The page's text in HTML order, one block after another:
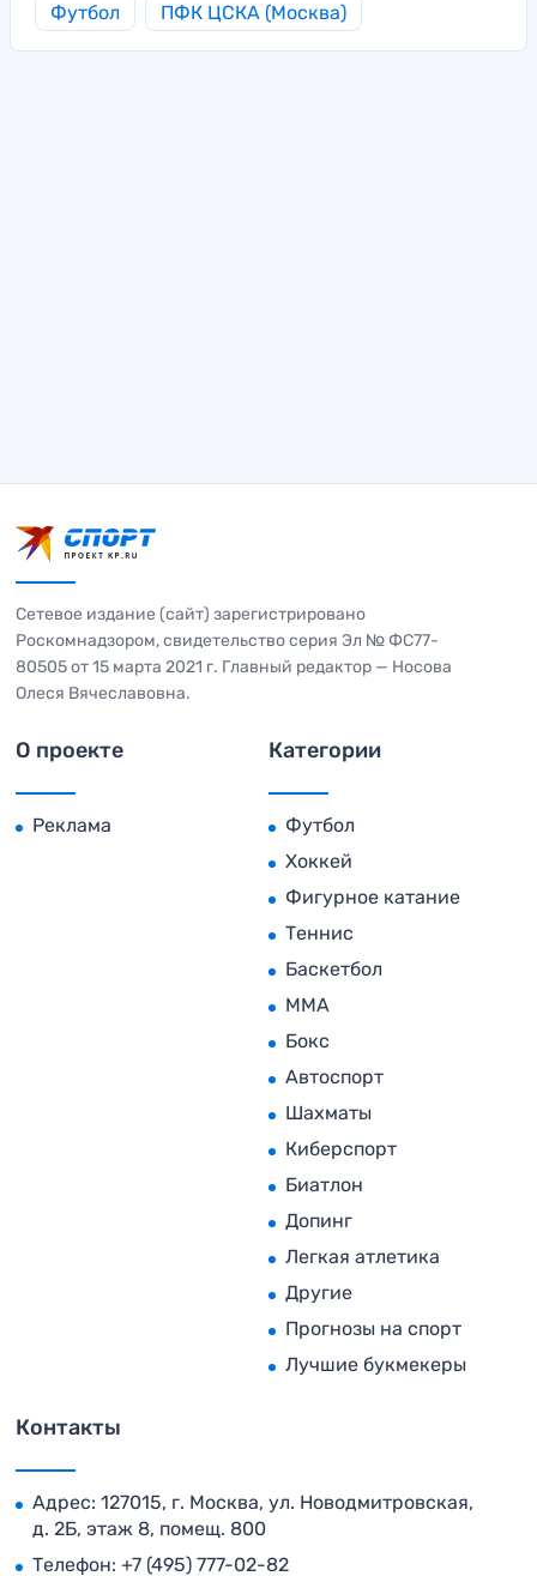
Футбол ПФК ЦСКА (Москва)
Сетевое издание (сайт) зарегистрировано
Роскомнадзором, свидетельство серия Эл № ФС77-
80505 от 15 марта 2021 г. Главный редактор — Носова
Олеся Вячеславовна.
О проекте
Реклама
Категории
Футбол
Хоккей
Фигурное катание
Теннис
Баскетбол
MMA
Бокс
Автоспорт
Шахматы
Киберспорт
Биатлон
Допинг
Легкая атлетика
Другие
Прогнозы на спорт
Лучшие букмекеры
Контакты
Адрес: 127015, г. Москва, ул. Новодмитровская,
д. 2Б, этаж 8, помещ. 800
Телефон: +7 (495) 777-02-82